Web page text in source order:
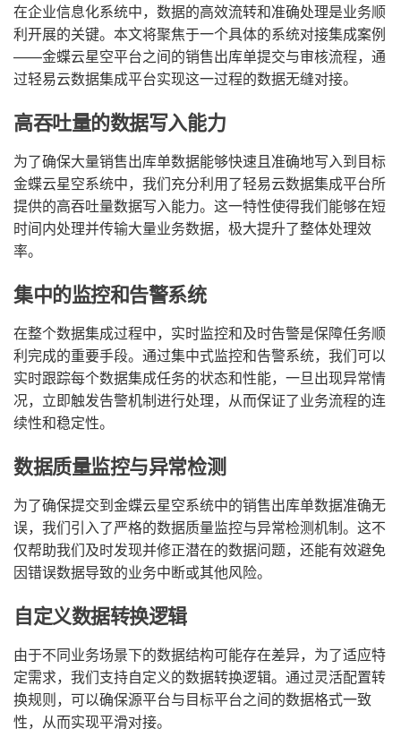
在企业信息化系统中，数据的高效流转和准确处理是业务顺
利开展的关键。本文将聚焦于一个具体的系统对接集成案例
——金蝶云星空平台之间的销售出库单提交与审核流程，通
过轻易云数据集成平台实现这一过程的数据无缝对接。
高吞吐量的数据写入能力
为了确保大量销售出库单数据能够快速且准确地写入到目标
金蝶云星空系统中，我们充分利用了轻易云数据集成平台所
提供的高吞吐量数据写入能力。这一特性使得我们能够在短
时间内处理并传输大量业务数据，极大提升了整体处理效
率。
集中的监控和告警系统
在整个数据集成过程中，实时监控和及时告警是保障任务顺
利完成的重要手段。通过集中式监控和告警系统，我们可以
实时跟踪每个数据集成任务的状态和性能，一旦出现异常情
况，立即触发告警机制进行处理，从而保证了业务流程的连
续性和稳定性。
数据质量监控与异常检测
为了确保提交到金蝶云星空系统中的销售出库单数据准确无
误，我们引入了严格的数据质量监控与异常检测机制。这不
仅帮助我们及时发现并修正潜在的数据问题，还能有效避免
因错误数据导致的业务中断或其他风险。
自定义数据转换逻辑
由于不同业务场景下的数据结构可能存在差异，为了适应特
定需求，我们支持自定义的数据转换逻辑。通过灵活配置转
换规则，可以确保源平台与目标平台之间的数据格式一致
性，从而实现平滑对接。